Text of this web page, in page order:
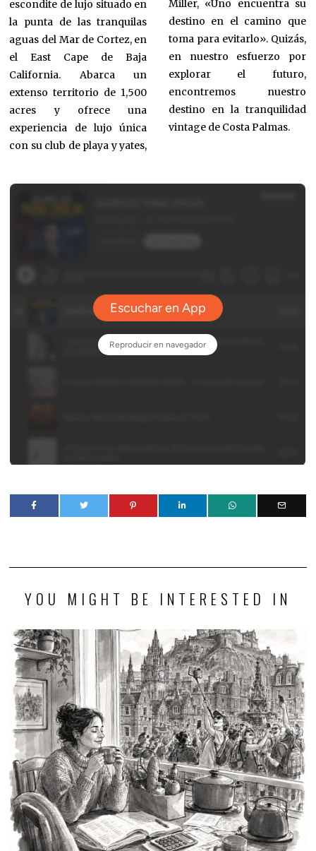
escondite de lujo situado en
la punta de las tranquilas
aguas del Mar de Cortez, en
el East Cape de Baja
California. Abarca un
extenso territorio de 1,500
acres y ofrece una
experiencia de lujo única
con su club de playa y yates,
Miller, «Uno encuentra su
destino en el camino que
toma para evitarlo». Quizás,
en nuestro esfuerzo por
explorar el futuro,
encontremos nuestro
destino en la tranquilidad
vintage de Costa Palmas.
YOU MIGHT BE INTERESTED IN